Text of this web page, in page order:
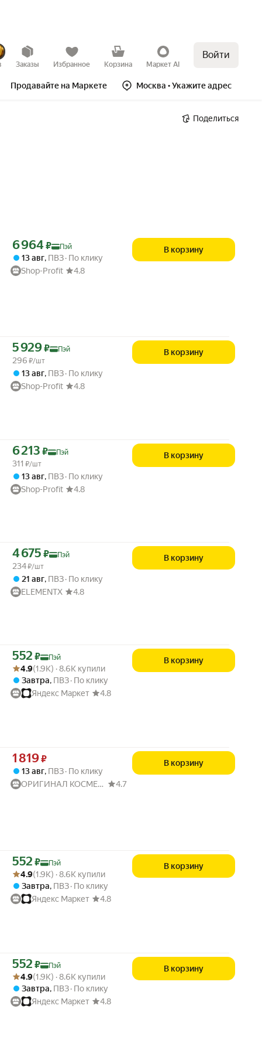
Заказы Избранное Корзина Маркет AI
Войти
Продавайте на Маркете Москва • Укажите адрес
Поделиться
Цена с картой Яндекс Пэй 6964 ₽ вместо
6 964 ₽ Пэй
13 авг, ПВЗ По клику
Shop-Profit
4.8
В корзину
Цена с картой Яндекс Пэй 5929 ₽ вместо
5 929₽ Пэй
296 ₽/шт
13 авг, ПВЗ По клику
Shop-Profit
4.8
В корзину
Цена с картой Яндекс Пэй 6213 ₽ вместо
6 213 ₽ Пэй
311 ₽/шт
13 авг, ПВЗ По клику
Shop-Profit
4.8
В корзину
Цена с картой Яндекс Пэй 4675 ₽ вместо
4 675 ₽ Пэй
234₽/шт
21 авг, ПВЗ По клику
ELEMENTX
4.8
В корзину
Цена с картой Яндекс Пэй 552 ₽ вместо
552 ₽
Пэй
Рейтинг товара: 4.9 из 5
Оценок: (1.9K) · 8.6K купили
4.9(1.9K) · 8.6K купили
Завтра, ПВЗ По клику
Яндекс Маркет
4.8
В корзину
Цена 1819 ₽ вместо
1 819₽
13 авг, ПВЗ По клику
ОРИГИНАЛ КОСМЕТИК
4.7
В корзину
Цена с картой Яндекс Пэй 552 ₽ вместо
552 ₽
Пэй
Рейтинг товара: 4.9 из 5
Оценок: (1.9K) · 8.6K купили
4.9(1.9K) · 8.6K купили
Завтра, ПВЗ По клику
Яндекс Маркет
4.8
В корзину
Цена с картой Яндекс Пэй 552 ₽ вместо
552 ₽
Пэй
Рейтинг товара: 4.9 из 5
Оценок: (1.9K) · 8.6K купили
4.9(1.9K) · 8.6K купили
Завтра, ПВЗ По клику
Яндекс Маркет
4.8
В корзину